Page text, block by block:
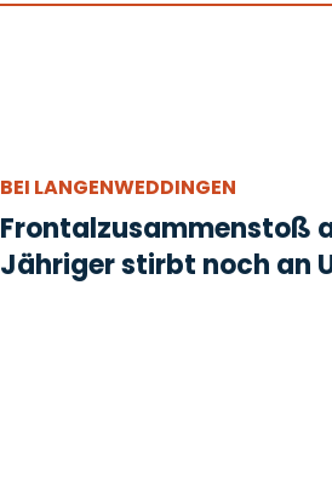
BEI LANGENWEDDINGEN
Frontalzusammenstoß
Jähriger stirbt noch an